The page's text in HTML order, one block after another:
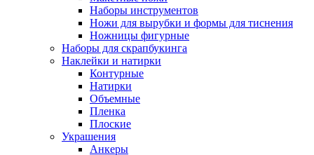
Наборы инструментов
Ножи для вырубки и формы для тиснения
Ножницы фигурные
Наборы для скрапбукинга
Наклейки и натирки
Контурные
Натирки
Объемные
Пленка
Плоские
Украшения
Анкеры